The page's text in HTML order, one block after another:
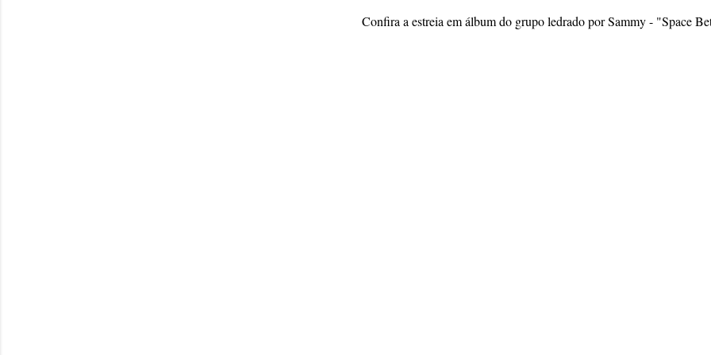
Confira a estreia em álbum do grupo ledrado por Sammy - "Space